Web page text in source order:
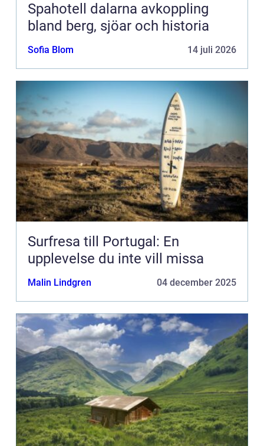
Spahotell dalarna avkoppling
bland berg, sjöar och historia
Sofia Blom 14 juli 2026
Surfresa till Portugal: En
upplevelse du inte vill missa
Malin Lindgren 04 december 2025